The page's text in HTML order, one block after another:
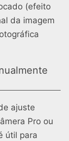
(efeito
da imagem
ajuste
Pro ou
útil para